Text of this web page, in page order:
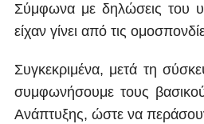
Σύμφωνα με δηλώσεις του
είχαν γίνει από τις
Συγκεκριμένα, μετά τη
συμφωνήσουμε τους
Ανάπτυξης, ώστε να